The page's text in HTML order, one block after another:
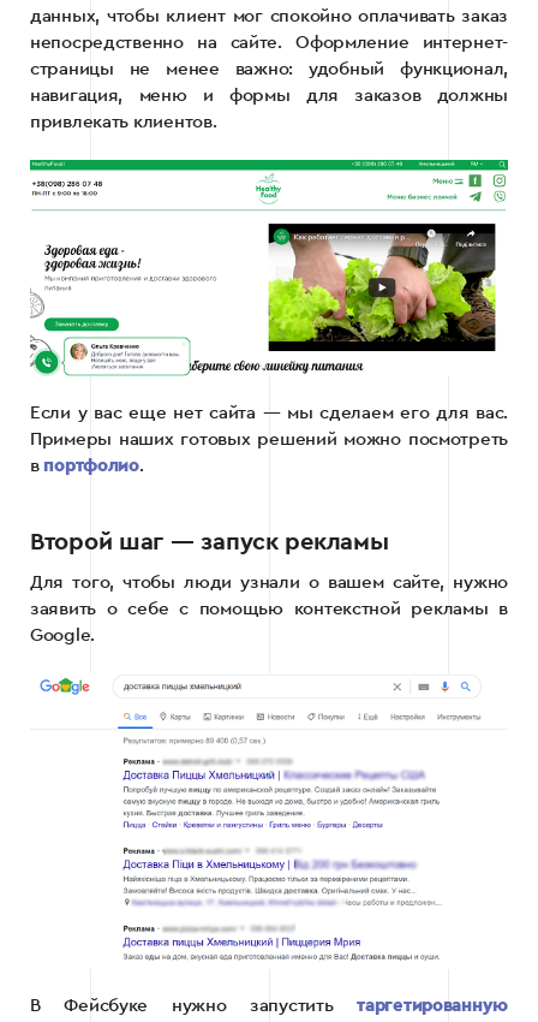
данных, чтобы клиент мог спокойно оплачивать заказ
непосредственно на сайте. Оформление интернет-
страницы не менее важно: удобный функционал,
навигация, меню и формы для заказов должны
привлекать клиентов.
Если у вас еще нет сайта — мы сделаем его для вас.
Примеры наших готовых решений можно посмотреть
в портфолио.
Второй шаг — запуск рекламы
Для того, чтобы люди узнали о вашем сайте, нужно
заявить о себе с помощью контекстной рекламы в
Google.
В Фейсбуке нужно запуститьтаргетированную